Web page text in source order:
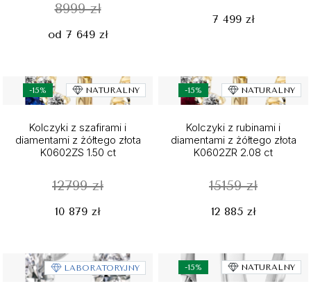
8999 zł
od 7 649 zł
7 499 zł
-15% NATURALNY
Kolczyki z szafirami i
diamentami z żółtego złota
K0602ZS 1.50 ct
12799 zł
10 879 zł
-15% NATURALNY
Kolczyki z rubinami i
diamentami z żółtego złota
K0602ZR 2.08 ct
15159 zł
12 885 zł
LABORATORYJNY -15% NATURALNY